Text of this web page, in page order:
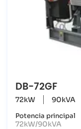
DB-72GF
72kW 90kVA
Potencia principal
72kW/90kVA